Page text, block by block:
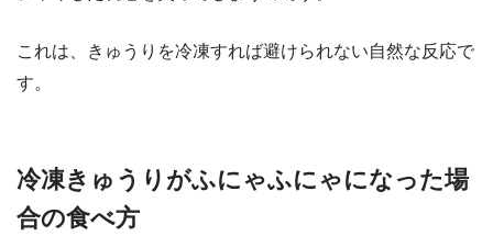
これは、きゅうりを冷凍すれば避けられない自然な反応で
す。
​​冷凍きゅうりがふにゃふにゃになった場
合の食べ方